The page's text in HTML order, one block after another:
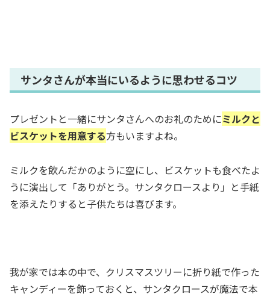
サンタさんが本当にいるように思わせるコツ
プレゼントと一緒にサンタさんへのお礼のためにミルクと
ビスケットを用意する方もいますよね。
ミルクを飲んだかのように空にし、ビスケットも食べたよ
うに演出して「ありがとう。サンタクロースより」と手紙
を添えたりすると子供たちは喜びます。
我が家では本の中で、クリスマスツリーに折り紙で作った
キャンディーを飾っておくと、 サンタクロースが魔法で本